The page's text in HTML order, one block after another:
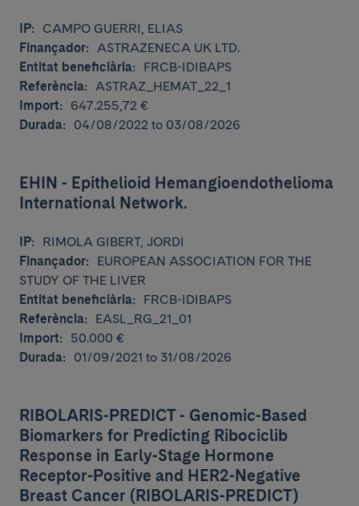
IP:
CAMPO GUERRI, ELIAS
Finançador: ASTRAZENECA UK LTD.
Entitat beneficiària:
FRCB-IDIBAPS
Referència: ASTRAZ_HEMAT_22_1
Import:
647.255,72 €
Durada:
04/08/2022 to 03/08/2026
EHIN - Epithelioid Hemangioendothelioma
International Network.
IP:
RIMOLA GIBERT, JORDI
Finançador:
EUROPEAN ASSOCIATION FOR THE
STUDY OF THE LIVER
Entitat beneficiària:
FRCB-IDIBAPS
Referència:
EASL_RG_21_01
Import:
50.000 €
Durada:
01/09/2021 to 31/08/2026
RIBOLARIS-PREDICT - Genomic-Based
Biomarkers for Predicting Ribociclib
Response in Early-Stage Hormone
Receptor-Positive and HER2-Negative
Breast Cancer (RIBOLARIS-PREDICT)